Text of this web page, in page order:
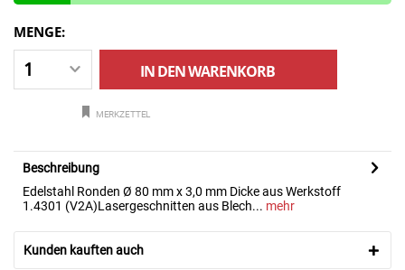
MENGE:
IN DENWARENKORB
MERKZETTEL
Beschreibung
Edelstahl Ronden Ø 80 mm x 3,0 mm Dicke aus Werkstoff
1.4301 (V2A)Lasergeschnitten aus Blech... mehr
Kunden kauften auch